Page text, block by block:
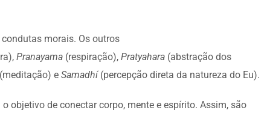
morais. Os outros
Pranayama (respiração), Pratyahara (abstração dos
(meditação) e Samadhí(percepção direta da natureza do Eu).
objetivo de conectar corpo, mente e espírito. Assim, são